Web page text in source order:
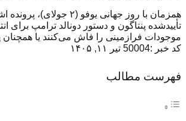
همزمان با روز
موجودات فرازمینی را فاش می‌کنند یا
کد خبر :50004
تیر ۱۱, ۱۴۰۵
فهرست مطالب